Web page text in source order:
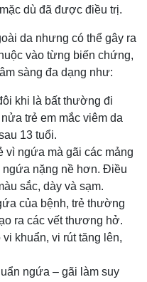
dù đã được điều trị.
da nhưng có thể gây ra
vào từng biến chứng,
sàng đa dạng như:
khi là bất thường đi
trẻ em mắc viêm da
13 tuổi.
vì ngứa mà gãi các mảng
ngứa nặng nề hơn. Điều
sắc, dày và sạm.
của bệnh, trẻ thường
ra các vết thương hở.
khuẩn, vi rút tăng lên,
ngứa – gãi làm suy